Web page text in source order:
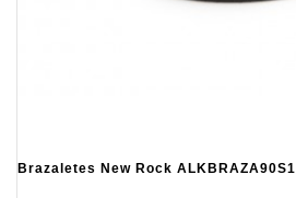
Brazaletes New Rock ALKBRAZA90S1